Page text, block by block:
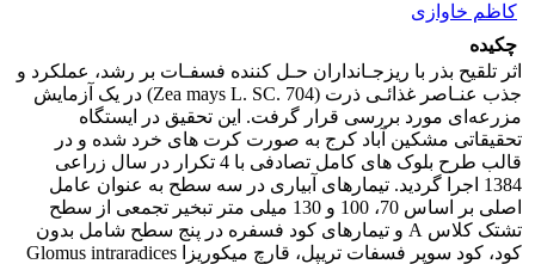
کاظم خاوازی
چکیده
اثر تلقیح بذر با ریزجـانداران حـل کننده فسفـات بر رشد، عملکرد و
جذب عنـاصر غذائـی ذرت (Zea mays L. SC. 704) در یک آزمایش
مزرعه‌ای مورد بررسی قرار گرفت. این تحقیق در ایستگاه
تحقیقاتی مشکین آباد کرج به صورت کرت های خرد شده و در
قالب طرح بلوک های کامل تصادفی با 4 تکرار در سال زراعی
1384 اجرا گردید. تیمارهای آبیاری در سه سطح به عنوان عامل
اصلی بر اساس 70، 100 و 130 میلی متر تبخیر تجمعی از سطح
تشتک کلاس A و تیمارهای کود فسفره در پنج سطح شامل بدون
کود، کود سوپر فسفات تریپل، قارچ میکوریزا Glomus intraradices